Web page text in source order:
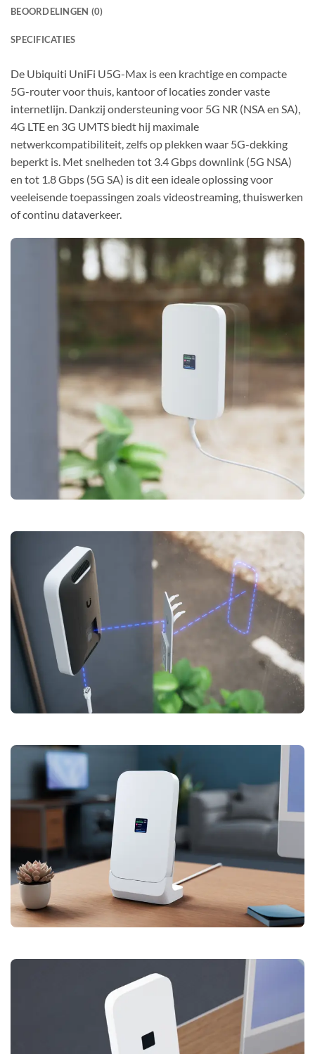
BEOORDELINGEN (0)
SPECIFICATIES
De Ubiquiti UniFi U5G-Max is een krachtige en compacte
5G-router voor thuis, kantoor of locaties zonder vaste
internetlijn. Dankzij ondersteuning voor 5G NR (NSA en SA),
4G LTE en 3G UMTS biedt hij maximale
netwerkcompatibiliteit, zelfs op plekken waar 5G-dekking
beperkt is. Met snelheden tot 3.4 Gbps downlink (5G NSA)
en tot 1.8 Gbps (5G SA) is dit een ideale oplossing voor
veeleisende toepassingen zoals videostreaming, thuiswerken
of continu dataverkeer.